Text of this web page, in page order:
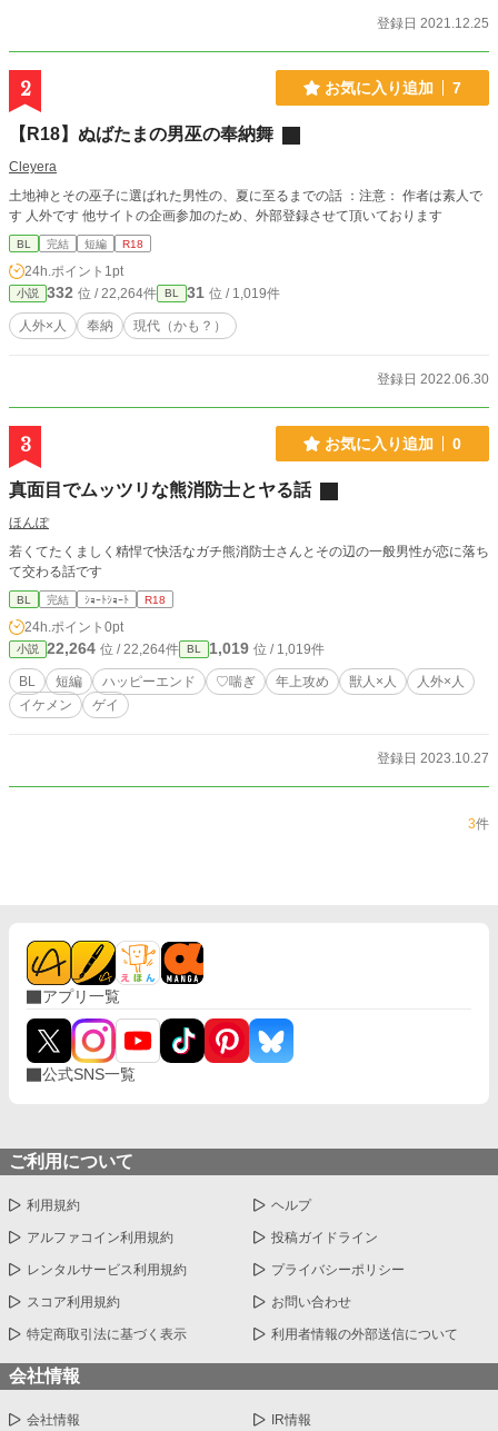
登録日 2021.12.25
2 お気に入り追加 7
【R18】ぬばたまの男巫の奉納舞
Cleyera
土地神とその巫子に選ばれた男性の、夏に至るまでの話 ：注意： 作者は素人で
す 人外です 他サイトの企画参加のため、外部登録させて頂いております
BL 完結 短編 R18
24h.ポイント 1pt
小説 332 位 / 22,264件 BL 31 位 / 1,019件
人外×人 奉納 現代（かも？）
登録日 2022.06.30
3 お気に入り追加 0
真面目でムッツリな熊消防士とヤる話
ほんぽ
若くてたくましく精悍で快活なガチ熊消防士さんとその辺の一般男性が恋に落ち
て交わる話です
BL 完結 ｼｮｰﾄｼｮｰﾄ R18
24h.ポイント 0pt
小説 22,264 位 / 22,264件 BL 1,019 位 / 1,019件
BL 短編 ハッピーエンド ♡喘ぎ 年上攻め 獣人×人
人外×人
イケメン
ゲイ
登録日 2023.10.27
3件
アプリ一覧
公式SNS一覧
ご利用について
利用規約 ヘルプ
アルファコイン利用規約 投稿ガイドライン
レンタルサービス利用規約 プライバシーポリシー
スコア利用規約 お問い合わせ
特定商取引法に基づく表示 利用者情報の外部送信について
会社情報
会社情報 IR情報